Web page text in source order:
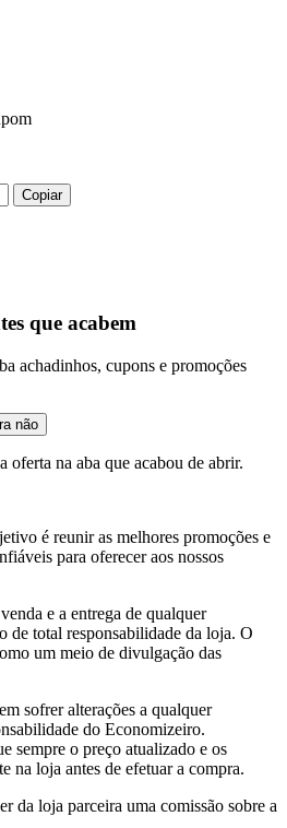
Copiar
que acabem
achadinhos, cupons e promoções
não
oferta na aba que acabou de abrir.
é reunir as melhores promoções e
para oferecer aos nossos
e a entrega de qualquer
de total responsabilidade da loja. O
um meio de divulgação das
sofrer alterações a qualquer
do Economizeiro.
sempre o preço atualizado e os
na loja antes de efetuar a compra.
da loja parceira uma comissão sobre a